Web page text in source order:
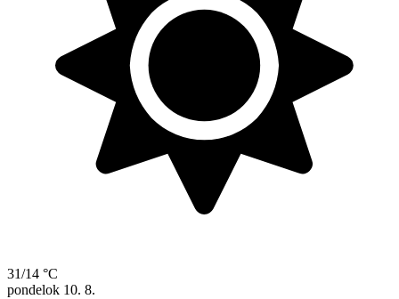
31/14 °C
pondelok 10. 8.